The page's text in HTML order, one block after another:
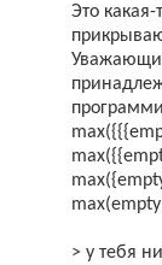
Это
> у тебя